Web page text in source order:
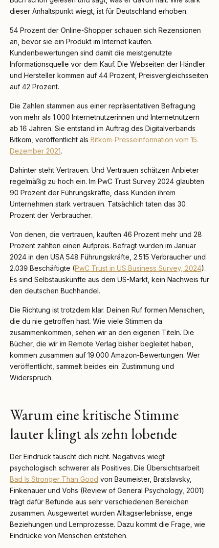
dieser Anhaltspunkt wiegt, ist für Deutschland erhoben.
54 Prozent der Online-Shopper schauen sich Rezensionen
an, bevor sie ein Produkt im Internet kaufen.
Kundenbewertungen sind damit die meistgenutzte
Informationsquelle vor dem Kauf. Die Webseiten der Händler
und Hersteller kommen auf 44 Prozent, Preisvergleichsseiten
auf 42 Prozent.
Die Zahlen stammen aus einer repräsentativen Befragung
von mehr als 1.000 Internetnutzerinnen und Internetnutzern
ab 16 Jahren. Sie entstand im Auftrag des Digitalverbands
Bitkom, veröffentlicht als Bitkom-Presseinformation vom 15.
Dezember 2021.
Dahinter steht Vertrauen. Und Vertrauen schätzen Anbieter
regelmäßig zu hoch ein. Im PwC Trust Survey 2024 glaubten
90 Prozent der Führungskräfte, dass Kunden ihrem
Unternehmen stark vertrauen. Tatsächlich taten das 30
Prozent der Verbraucher.
Von denen, die vertrauen, kauften 46 Prozent mehr und 28
Prozent zahlten einen Aufpreis. Befragt wurden im Januar
2024 in den USA 548 Führungskräfte, 2.515 Verbraucher und
2.039 Beschäftigte (PwC Trust in US Business Survey, 2024).
Es sind Selbstauskünfte aus dem US-Markt, kein Nachweis für
den deutschen Buchhandel.
Die Richtung ist trotzdem klar. Deinen Ruf formen Menschen,
die du nie getroffen hast. Wie viele Stimmen da
zusammenkommen, sehen wir an den eigenen Titeln. Die
Bücher, die wir im Remote Verlag bisher begleitet haben,
kommen zusammen auf 19.000 Amazon-Bewertungen. Wer
veröffentlicht, sammelt beides ein: Zustimmung und
Widerspruch.
Warum eine kritische Stimme
lauter klingt als zehn lobende
Der Eindruck täuscht dich nicht. Negatives wiegt
psychologisch schwerer als Positives. Die Übersichtsarbeit
Bad Is Stronger Than Good von Baumeister, Bratslavsky,
Finkenauer und Vohs (Review of General Psychology, 2001)
trägt dafür Befunde aus sehr verschiedenen Bereichen
zusammen. Ausgewertet wurden Alltagserlebnisse, enge
Beziehungen und Lernprozesse. Dazu kommt die Frage, wie
Eindrücke von Menschen entstehen.